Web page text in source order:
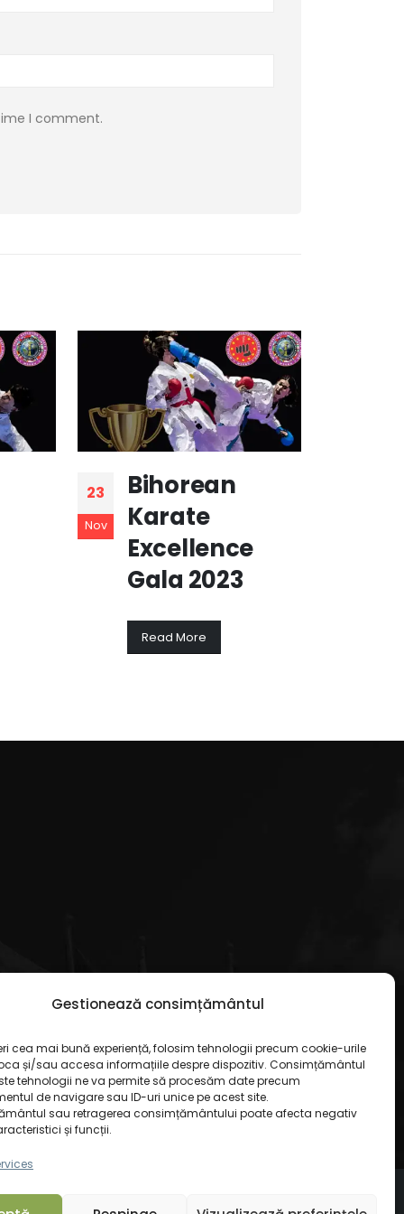
Gestionează consimțământul
cea mai bună experiență, folosim tehnologii precum cookie-urile
și/sau accesa informațiile despre dispozitiv. Consimțământul
tehnologii ne va permite să procesăm date precum
de navigare sau ID-uri unice pe acest site.
sau retragerea consimțământului poate afecta negativ
și funcții.
I comment.
23
Nov
Bihorean
Karate
Excellence
Gala 2023
Read More